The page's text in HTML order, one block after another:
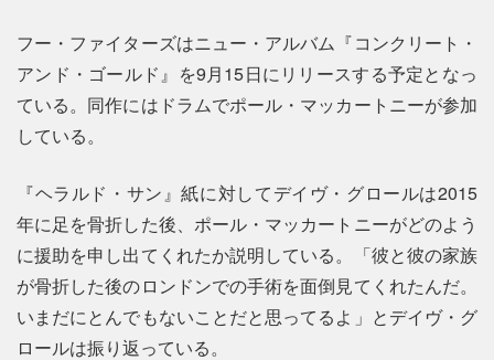
フー・ファイターズはニュー・アルバム『コンクリート・
アンド・ゴールド』を9月15日にリリースする予定となっ
ている。同作にはドラムでポール・マッカートニーが参加
している。
『ヘラルド・サン』紙に対してデイヴ・グロールは2015
年に足を骨折した後、ポール・マッカートニーがどのよう
に援助を申し出てくれたか説明している。「彼と彼の家族
が骨折した後のロンドンでの手術を面倒見てくれたんだ。
いまだにとんでもないことだと思ってるよ」とデイヴ・グ
ロールは振り返っている。